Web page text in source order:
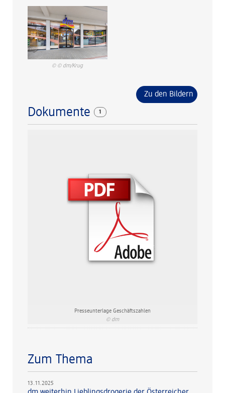
© © dm/Krug
Zu den Bildern
Dokumente 1
Presseunterlage Geschäftszahlen
© dm
Zum Thema
13.11.2025